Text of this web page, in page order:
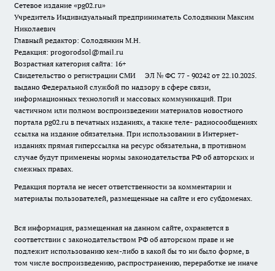
Сетевое издание «pg02.ru»
Учредитель Индивидуальный предприниматель Солодянкин Максим
Николаевич
Главный редактор: Солодянкин М.Н.
Редакция: progorodsol@mail.ru
Возрастная категория сайта: 16+
Свидетельство о регистрации СМИ ЭЛ № ФС 77 - 90242 от 22.10.2025.
выдано Федеральной службой по надзору в сфере связи,
информационных технологий и массовых коммуникаций. При
частичном или полном воспроизведении материалов новостного
портала pg02.ru в печатных изданиях, а также теле- радиосообщениях
ссылка на издание обязательна. При использовании в Интернет-
изданиях прямая гиперссылка на ресурс обязательна, в противном
случае будут применены нормы законодательства РФ об авторских и
смежных правах.
Редакция портала не несет ответственности за комментарии и
материалы пользователей, размещенные на сайте и его субдоменах.
Вся информация, размещенная на данном сайте, охраняется в
соответствии с законодательством РФ об авторском праве и не
подлежит использованию кем-либо в какой бы то ни было форме, в
том числе воспроизведению, распространению, переработке не иначе